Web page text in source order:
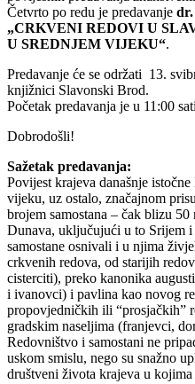
Četvrto po redu je predavanje dr.
„CRKVENI REDOVI U
U SREDNJEM VIJEKU“.
Predavanje će se održati 13.
knjižnici Slavonski Brod.
Početak predavanja je u 11:00
Dobrodošli!
Sažetak predavanja:
Povijest krajeva današnje
vijeku, uz ostalo, značajnom
brojem samostana – čak blizu
Dunava, uključujući u to Srijem
samostane osnivali i u njima
crkvenih redova, od starijih
cisterciti), preko kanonika
i ivanovci) i pavlina kao novog
propovjedničkih ili “prosjačkih”
gradskim naseljima (franjevci,
Redovništvo i samostani ne
uskom smislu, nego su snažno
društveni života krajeva u